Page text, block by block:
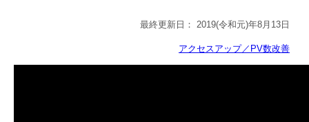
最終更新日： 2019(令和元)年8月13日
アクセスアップ／PV数改善